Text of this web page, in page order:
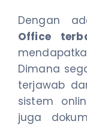
Dengan
Office
Dimana
terjawab
sistem
juga